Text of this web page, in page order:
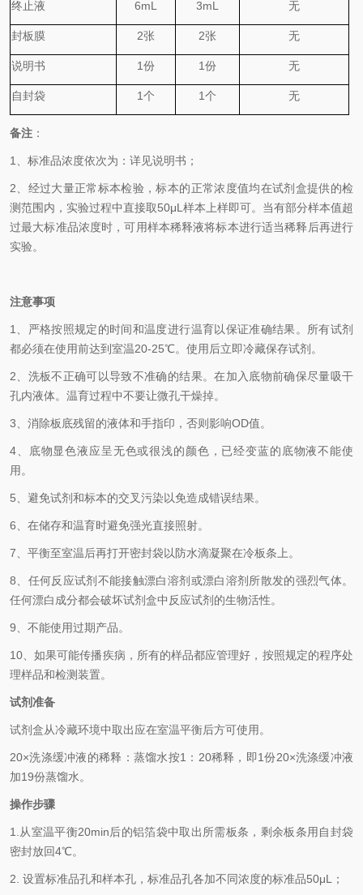
终止液 6mL 3mL 无
封板膜 2张 2张 无
说明书 1份 1份 无
自封袋 1个 1个 无
备注 ：
1、 标准品浓度依次为 ： 详见说明书；
2、 经过大量正常标本检验，标本的正常浓度值均在试剂盒提供的检
测范围内，实验过程中直接取50μL 样本上样即可。当有部分样本值超
过最大标准品浓度时，可用样本稀释液将标本进行适当稀释后再进行
实验。
注意事项
1、 严格按照规定的时间和温度进行温育以保证准确结果。所有试剂
都必须在使用前达到室温20-25℃。使用后立即冷藏保存试剂。
2、 洗板不正确可以导致不准确的结果。在加入底物前确保尽量吸干
孔内液体。温育过程中不要让微孔干燥掉。
3、 消除板底残留的液体和手指印，否则影响OD值。
4、
底物显色液应呈无色或很浅的颜色，已经变蓝的底物液不能使
用。
5、 避免试剂和标本的交叉污染以免造成错误结果。
6、 在储存和温育时避免强光直接照射。
7、 平衡至室温后再打开密封袋以防水滴凝聚在冷板条上。
8、 任何反应试剂不能接触漂白溶剂或漂白溶剂所散发的强烈气体。
任何漂白成分都会破坏试剂盒中反应试剂的生物活性。
9、 不能使用过期产品。
10、如果可能传播疾病，所有的样品都应管理好，按照规定的程序处
理样品和检测装置。
试剂准备
试剂盒从冷藏环境中取出应在室温平衡后方可使用。
20×洗涤缓冲液的稀释：蒸馏水按1 ： 20稀释，即1份20×洗涤缓冲液
加19份蒸馏水。
操作步骤
1. 从室温平衡20min后的铝箔袋中取出所需板条，剩余板条用自封袋
密封放回4℃。
2. 设置标准品孔和样本孔，标准品孔各加不同浓度的标准品50μL ；